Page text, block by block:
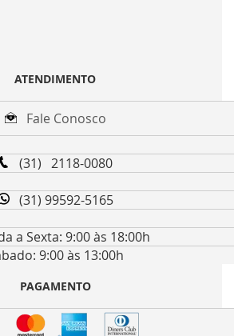
ATENDIMENTO
Fale Conosco
(31) 2118-0080
(31) 99592-5165
a Sexta: 9:00 às 18:00h
9:00 às 13:00h
PAGAMENTO